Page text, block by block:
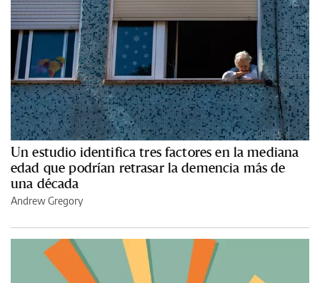
Un estudio identifica tres factores en la mediana
edad que podrían retrasar la demencia más de
una década
Andrew Gregory